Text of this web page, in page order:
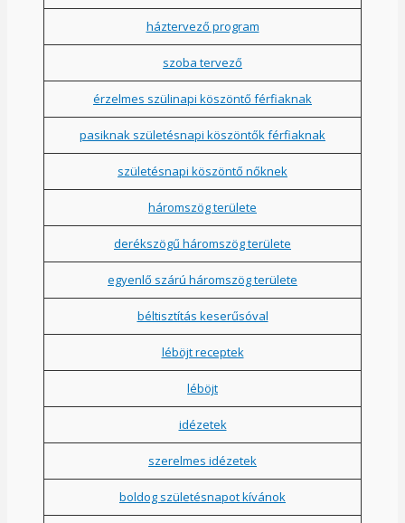
háztervező program
szoba tervező
érzelmes szülinapi köszöntő férfiaknak
pasiknak születésnapi köszöntők férfiaknak
születésnapi köszöntő nőknek
háromszög területe
derékszögű háromszög területe
egyenlő szárú háromszög területe
béltisztítás keserűsóval
léböjt receptek
léböjt
idézetek
szerelmes idézetek
boldog születésnapot kívánok